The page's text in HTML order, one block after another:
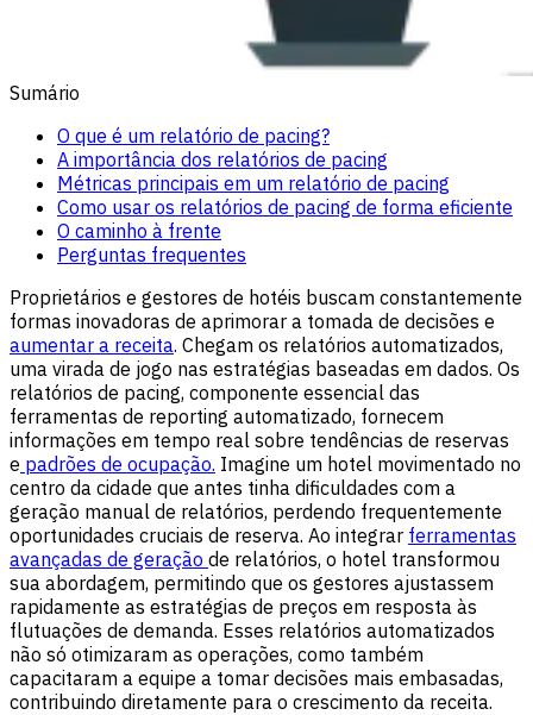
Sumário
O que é um relatório de pacing?
A importância dos relatórios de pacing
Métricas principais em um relatório de pacing
Como usar os relatórios de pacing de forma eficiente
O caminho à frente
Perguntas frequentes
Proprietários e gestores de hotéis buscam constantemente
formas inovadoras de aprimorar a tomada de decisões e
aumentar a receita. Chegam os relatórios automatizados,
uma virada de jogo nas estratégias baseadas em dados. Os
relatórios de pacing, componente essencial das
ferramentas de reporting automatizado, fornecem
informações em tempo real sobre tendências de reservas
e padrões de ocupação. Imagine um hotel movimentado no
centro da cidade que antes tinha dificuldades com a
geração manual de relatórios, perdendo frequentemente
oportunidades cruciais de reserva. Ao integrar ferramentas
avançadas de geração de relatórios, o hotel transformou
sua abordagem, permitindo que os gestores ajustassem
rapidamente as estratégias de preços em resposta às
flutuações de demanda. Esses relatórios automatizados
não só otimizaram as operações, como também
capacitaram a equipe a tomar decisões mais embasadas,
contribuindo diretamente para o crescimento da receita.